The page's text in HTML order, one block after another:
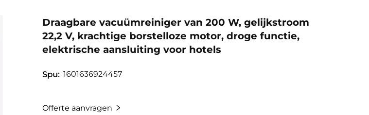
Draagbare vacuümreiniger van 200 W, gelijkstroom
22,2 V, krachtige borstelloze motor, droge functie,
elektrische aansluiting voor hotels
Spu: 1601636924457
Offerte aanvragen